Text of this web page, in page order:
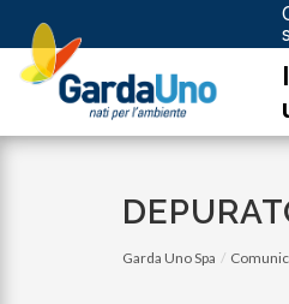
Gardauno
Spa
Garda Uno Spa